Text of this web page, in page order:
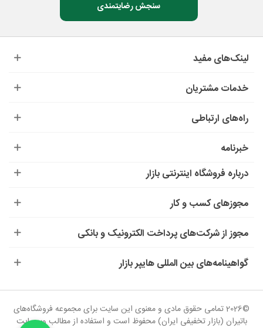
سنجش رضایتمندی
لینک‌های مفید
خدمات مشتریان
راه‌های ارتباطی
خبرنامه
درباره‌ فروشگاه اینترنتی بازار
مجوزهای کسب و کار
مجوز از شرکت‌های پرداخت الکترونیک و بانکی
گواهینامه‌های بین المللی هایپر بازار
©2026 تمامی حقوق مادی و معنوی این سایت برای مجموعه فروشگاه‌های
باتیران (بازار تخفیفی ایران) محفوظ است و استفاده از مطالب وب‌سایت